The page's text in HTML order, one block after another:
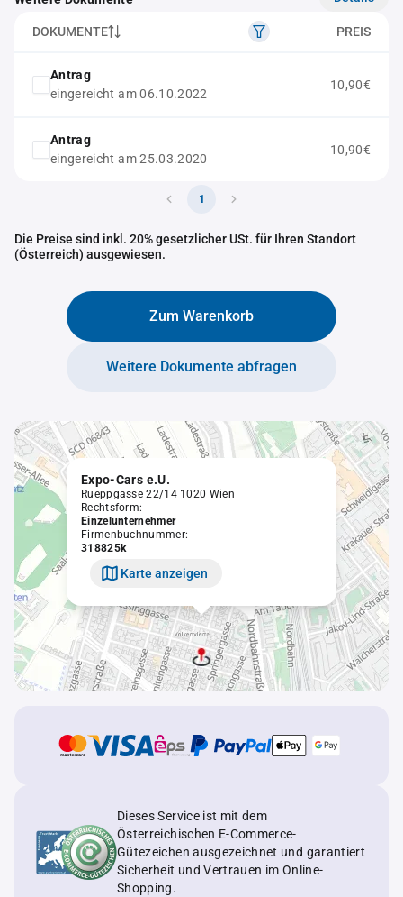
DOKUMENTE PREIS
Antrag
eingereicht am 06.10.2022
10,90€
Antrag
eingereicht am 25.03.2020
10,90€
1
Die Preise sind inkl. 20% gesetzlicher USt. für Ihren Standort
(Österreich) ausgewiesen.
Zum Warenkorb
Weitere Dokumente abfragen
Expo-Cars e.U.
Rueppgasse 22/14 1020 Wien
Rechtsform:
Einzelunternehmer
Firmenbuchnummer:
318825k
Karte anzeigen
Dieses Service ist mit dem
Österreichischen E-Commerce-
Gütezeichen ausgezeichnet und garantiert
Sicherheit und Vertrauen im Online-
Shopping.